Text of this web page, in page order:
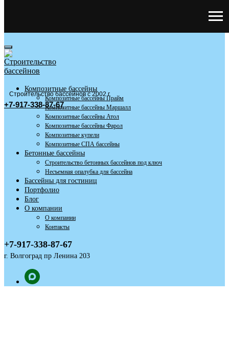
Строительство бассейнов с 2002 г
+7-917-338-87-67
Композитные бассейны
Композитные бассейны Прайм
Композитные бассейны Маршалл
Композитные бассейны Атол
Композитные бассейны Фарол
Композитные купели
Композитные СПА бассейны
Бетонные бассейны
Строительство бетонных бассейнов под ключ
Несъемная опалубка для бассейна
Бассейны для гостиниц
Портфолио
Блог
О компании
О компании
Контакты
+7-917-338-87-67
г. Волгоград пр Ленина 203